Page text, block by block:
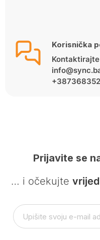
Korisnička
Prijavite se
… i očekujte